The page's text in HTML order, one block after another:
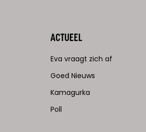
ACTUEEL
Eva vraagt zich af
Goed Nieuws
Kamagurka
Poll